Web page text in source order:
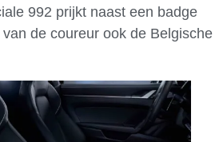
992 prijkt naast een badge
de coureur ook de Belgische